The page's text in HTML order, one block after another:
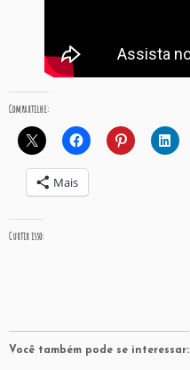
Compartilhe:
Mais
Curtir isso:
Você também pode se interessar: